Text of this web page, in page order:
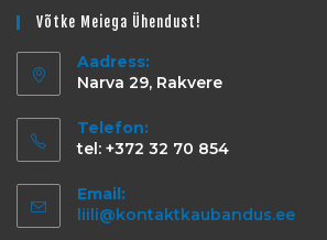
Võtke Meiega Ühendust!
Aadress:
Narva 29, Rakvere
Telefon:
tel: +372 32 70 854
Email:
liili@kontaktkaubandus.ee